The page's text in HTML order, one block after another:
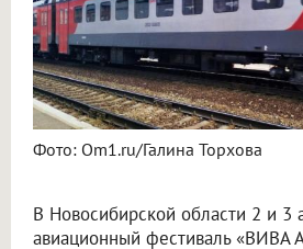
Фото: Om1.ru/Галина Торхова
В Новосибирской области 2 и 3
авиационный фестиваль «ВИВА